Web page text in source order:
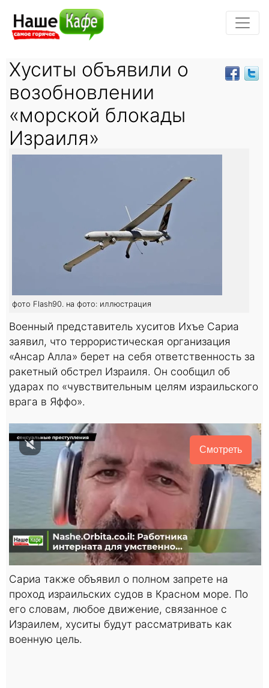
Хуситы объявили о
возобновлении
«морской блокады
Израиля»
фото Flash90. на фото: иллюстрация
Военный представитель хуситов Ихъе Сариа
заявил, что террористическая организация
«Ансар Алла» берет на себя ответственность за
ракетный обстрел Израиля. Он сообщил об
ударах по «чувствительным целям израильского
врага в Яффо».
Смотреть
Сариа также объявил о полном запрете на
проход израильских судов в Красном море. По
его словам, любое движение, связанное с
Израилем, хуситы будут рассматривать как
военную цель.